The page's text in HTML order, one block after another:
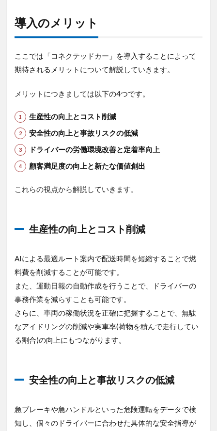
9
ま
と
導入のメリット
ここでは「コネクテッドカー」を導入することによって
期待されるメリットについて解説していきます。
メリットにつきましては以下の4つです。
生産性の向上とコスト削減
安全性の向上と事故リスクの低減
ドライバーの労働環境改善と定着率向上
顧客満足度の向上と新たな価値創出
これらの視点から解説していきます。
生産性の向上とコスト削減
AIによる最適ルート案内で配送時間を短縮することで燃
料費を削減することが可能です。
また、運動日報の自動作成を行うことで、ドライバーの
事務作業を減らすことも可能です。
さらに、車両の稼働状況を正確に把握することで、無駄
なアイドリングの削減や実車率(荷物を積んで走行してい
る割合)の向上にもつながります。
安全性の向上と事故リスクの低減
急ブレーキや急ハンドルといった危険運転をデータで検
知し、個々のドライバーに合わせた具体的な安全指導が